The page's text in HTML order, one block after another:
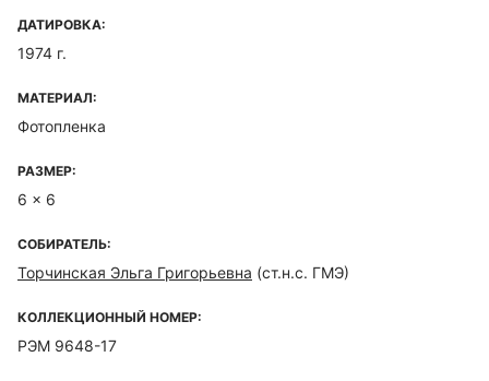
ДАТИРОВКА:
1974 г.
МАТЕРИАЛ:
Фотопленка
РАЗМЕР:
6 x 6
СОБИРАТЕЛЬ:
Торчинская Эльга Григорьевна (ст.н.с. ГМЭ)
КОЛЛЕКЦИОННЫЙ НОМЕР:
РЭМ 9648-17